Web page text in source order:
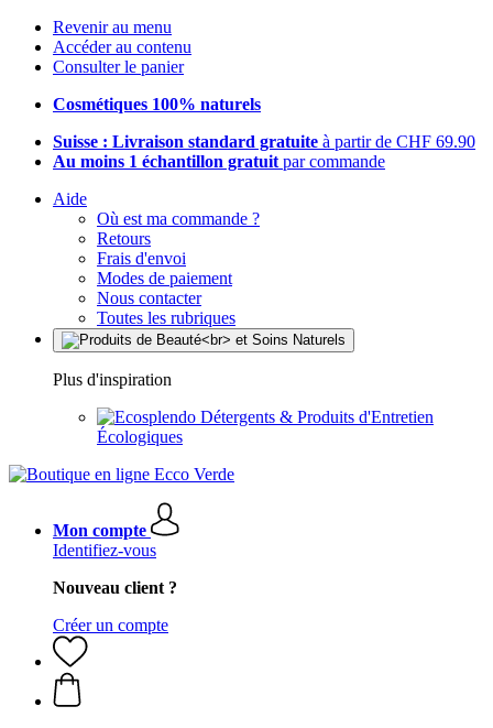
Revenir au menu
Accéder au contenu
Consulter le panier
Cosmétiques 100% naturels
Suisse : Livraison standard gratuite à partir de CHF 69.90
Au moins 1 échantillon gratuit par commande
Aide
Où est ma commande ?
Retours
Frais d'envoi
Modes de paiement
Nous contacter
Toutes les rubriques
Plus d'inspiration
Détergents & Produits d'Entretien
Écologiques
Mon compte
Identifiez-vous
Nouveau client ?
Créer un compte